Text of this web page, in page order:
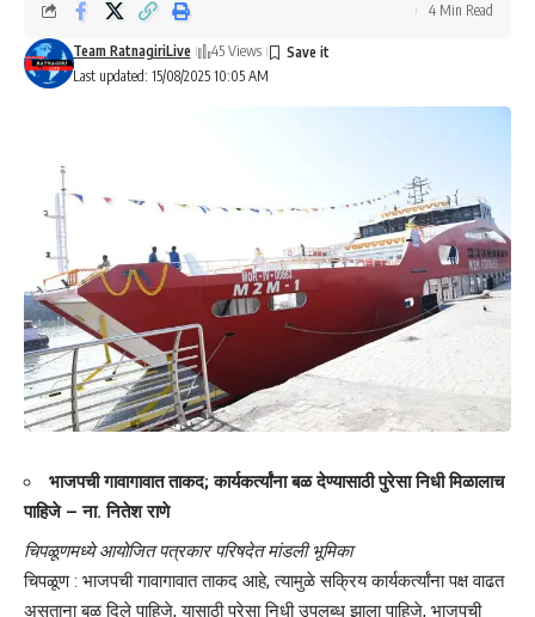
Last updated: 15/08/2025 10:05 AM
Team RatnagiriLive 45 Views
4 Min Read
भाजपची गावागावात ताकद; कार्यकर्त्यांना बळ देण्यासाठी पुरेसा निधी मिळालाच
पाहिजे – ना. नितेश राणे
चिपळूणमध्ये आयोजित पत्रकार परिषदेत मांडली भूमिका
चिपळूण : भाजपची गावागावात ताकद आहे, त्यामुळे सक्रिय कार्यकर्त्यांना पक्ष वाढत
असताना बळ दिले पाहिजे, यासाठी पुरेसा निधी उपलब्ध झाला पाहिजे, भाजपची